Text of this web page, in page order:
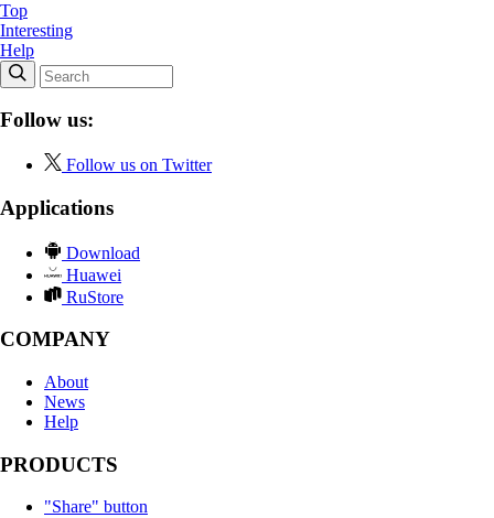
Top
Interesting
Help
Follow us:
Follow us on Twitter
Applications
Download
Huawei
RuStore
COMPANY
About
News
Help
PRODUCTS
"Share" button